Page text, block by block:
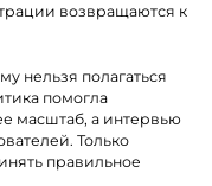
возвращаются к
нельзя полагаться
помогла
масштаб, а интервью
Только
правильное